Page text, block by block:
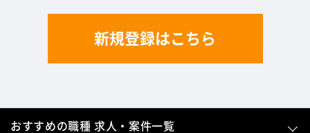
新規登録はこちら
おすすめの職種 求人・案件一覧